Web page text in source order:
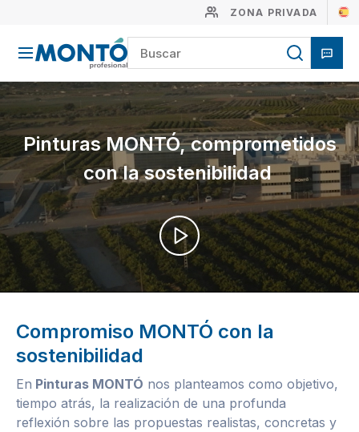
ZONA PRIVADA
Pinturas MONTÓ, comprometidos
con la sostenibilidad
Compromiso MONTÓ con la
sostenibilidad
En Pinturas MONTÓ nos planteamos como objetivo,
tiempo atrás, la realización de una profunda
reflexión sobre las propuestas realistas, concretas y